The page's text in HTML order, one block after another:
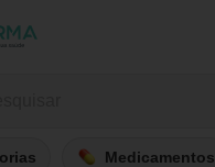
Medicamentos